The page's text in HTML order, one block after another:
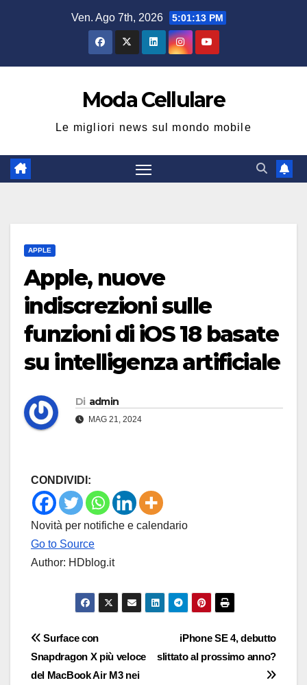
Ven. Ago 7th, 2026 5:01:14 PM
Moda Cellulare
Le migliori news sul mondo mobile
APPLE
Apple, nuove
indiscrezioni sulle
funzioni di iOS 18 basate
su intelligenza artificiale
Di admin
MAG 21, 2024
CONDIVIDI:
Novità per notifiche e calendario
Go to Source
Author: HDblog.it
Navigazione
articoli
iPhone SE 4, debutto
slittato al prossimo anno?
Surface con
Snapdragon X più veloce
del MacBook Air M3 nei